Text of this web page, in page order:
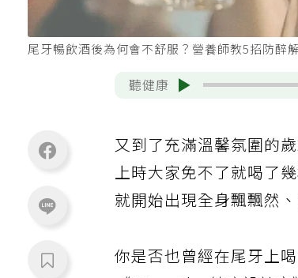
尾牙暢飲酒後為何會不舒服？營養師教5招防醉
聽健康
又到了充滿溫馨氛圍的
上時大家免不了就喝了
就開始出現全身飄飄然
你是否也曾經在尾牙上